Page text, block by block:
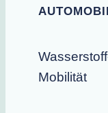
Mobilität